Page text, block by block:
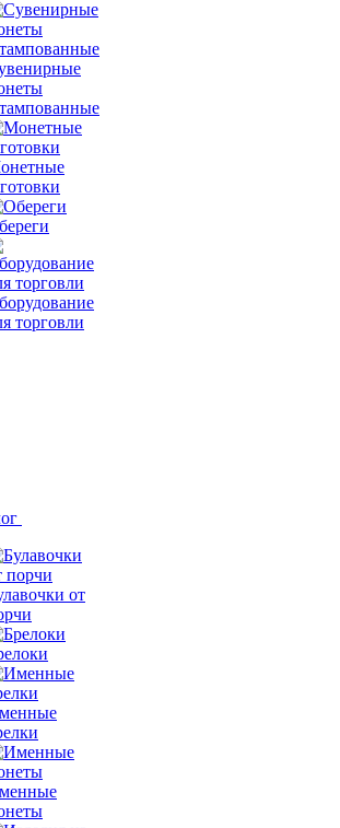
торговли
от